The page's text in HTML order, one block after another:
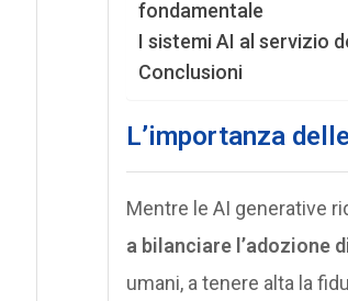
fondamentale
I sistemi AI al servizio
Conclusioni
L’importanza
Mentre le AI generative
a bilanciare l’adozione
umani, a tenere alta la